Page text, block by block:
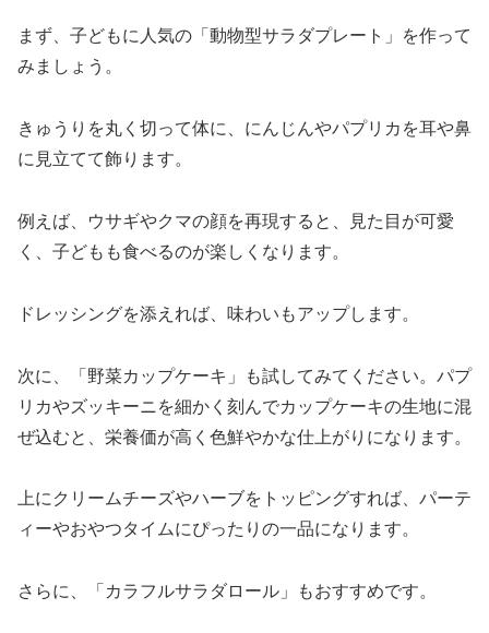
まず、子どもに人気の「動物型サラダプレート」を作って
みましょう。
きゅうりを丸く切って体に、にんじんやパプリカを耳や鼻
に見立てて飾ります。
例えば、ウサギやクマの顔を再現すると、見た目が可愛
く、子どもも食べるのが楽しくなります。
ドレッシングを添えれば、味わいもアップします。
次に、「野菜カップケーキ」も試してみてください。パプ
リカやズッキーニを細かく刻んでカップケーキの生地に混
ぜ込むと、栄養価が高く色鮮やかな仕上がりになります。
上にクリームチーズやハーブをトッピングすれば、パーテ
ィーやおやつタイムにぴったりの一品になります。
さらに、「カラフルサラダロール」もおすすめです。